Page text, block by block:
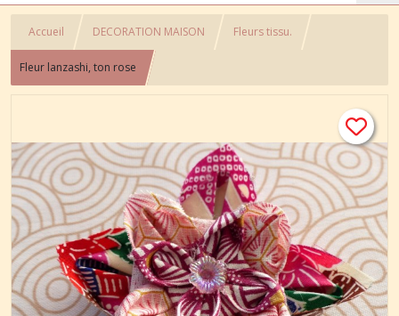
Accueil DECORATION MAISON Fleurs tissu.
Fleur lanzashi, ton rose